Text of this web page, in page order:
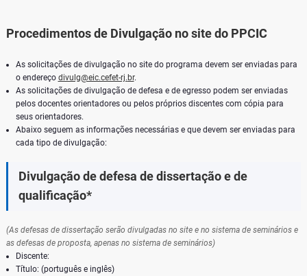
Procedimentos de Divulgação no site do PPCIC
As solicitações de divulgação no site do programa devem ser enviadas para
o endereço divulg@eic.cefet-rj.br.
As solicitações de divulgação de defesa e de egresso podem ser enviadas
pelos docentes orientadores ou pelos próprios discentes com cópia para
seus orientadores.
Abaixo seguem as informações necessárias e que devem ser enviadas para
cada tipo de divulgação:
Divulgação de defesa de dissertação e de
qualificação*
(As defesas de dissertação serão divulgadas no site e no sistema de seminários e
as defesas de proposta, apenas no sistema de seminários)
Discente:
Título: (português e inglês)